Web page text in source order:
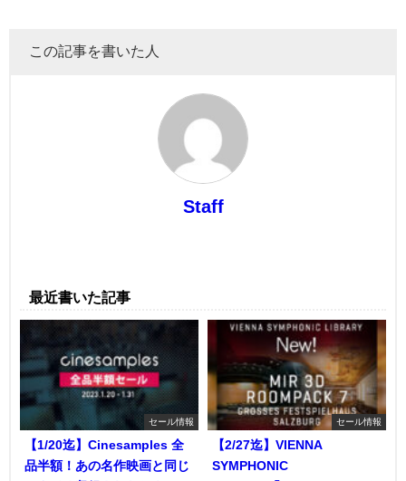
この記事を書いた人
Staff
最近書いた記事
セール情報
【1/20迄】Cinesamples 全
品半額！あの名作映画と同じ
セール情報
【2/27迄】VIENNA
SYMPHONIC